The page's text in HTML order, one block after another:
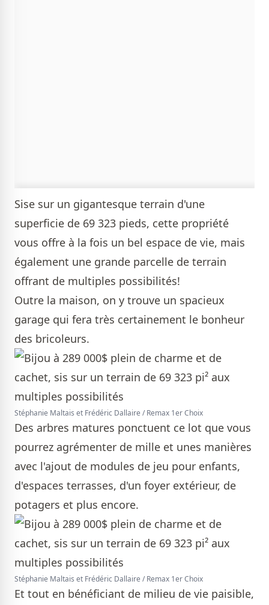
Sise sur un gigantesque terrain d'une
superficie de 69 323 pieds, cette propriété
vous offre à la fois un bel espace de vie, mais
également une grande parcelle de terrain
offrant de multiples possibilités!
Outre la maison, on y trouve un spacieux
garage qui fera très certainement le bonheur
des bricoleurs.
Stéphanie Maltais et Frédéric Dallaire / Remax 1er Choix
Des arbres matures ponctuent ce lot que vous
pourrez agrémenter de mille et unes manières
avec l'ajout de modules de jeu pour enfants,
d'espaces terrasses, d'un foyer extérieur, de
potagers et plus encore.
Stéphanie Maltais et Frédéric Dallaire / Remax 1er Choix
Et tout en bénéficiant de milieu de vie paisible,